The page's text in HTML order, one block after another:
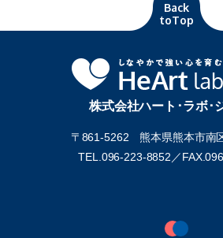
Back
toTop
株式会社ハート･ラボ･
〒861-5262 熊本県熊本市南
TEL.096-223-8852／